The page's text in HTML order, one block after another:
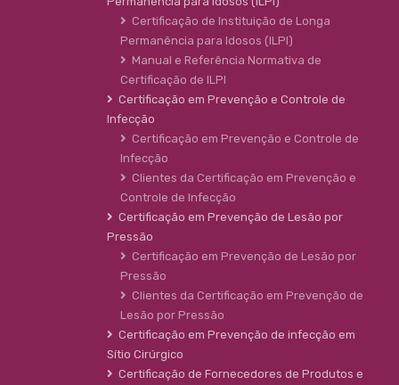
Certificação de Instituição de Longa
Permanência para Idosos (ILPI)
Manual e Referência Normativa de
Certificação de ILPI
Certificação em Prevenção e Controle de
Infecção
Certificação em Prevenção e Controle de
Infecção
Clientes da Certificação em Prevenção e
Controle de Infecção
Certificação em Prevenção de Lesão por
Pressão
Certificação em Prevenção de Lesão por
Pressão
Clientes da Certificação em Prevenção de
Lesão por Pressão
Certificação em Prevenção de infecção em
Sítio Cirúrgico
Certificação de Fornecedores de Produtos e